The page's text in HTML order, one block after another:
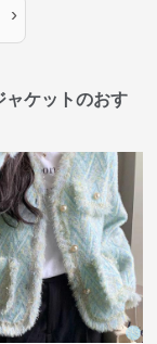
›
ャケットのおす